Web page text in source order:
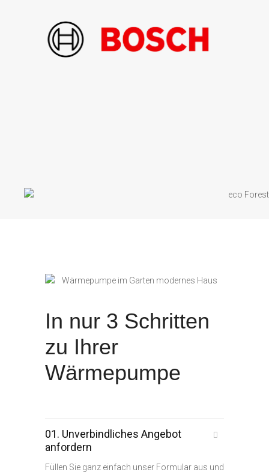
In nur 3 Schritten
zu Ihrer
Wärmepumpe
01. Unverbindliches Angebot
anfordern
Füllen Sie ganz einfach unser Formular aus und